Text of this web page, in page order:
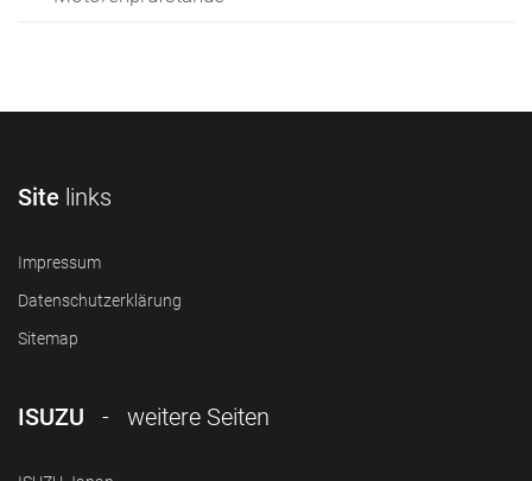
Site links
Impressum
Datenschutzerklärung
Sitemap
ISUZU - weitere Seiten